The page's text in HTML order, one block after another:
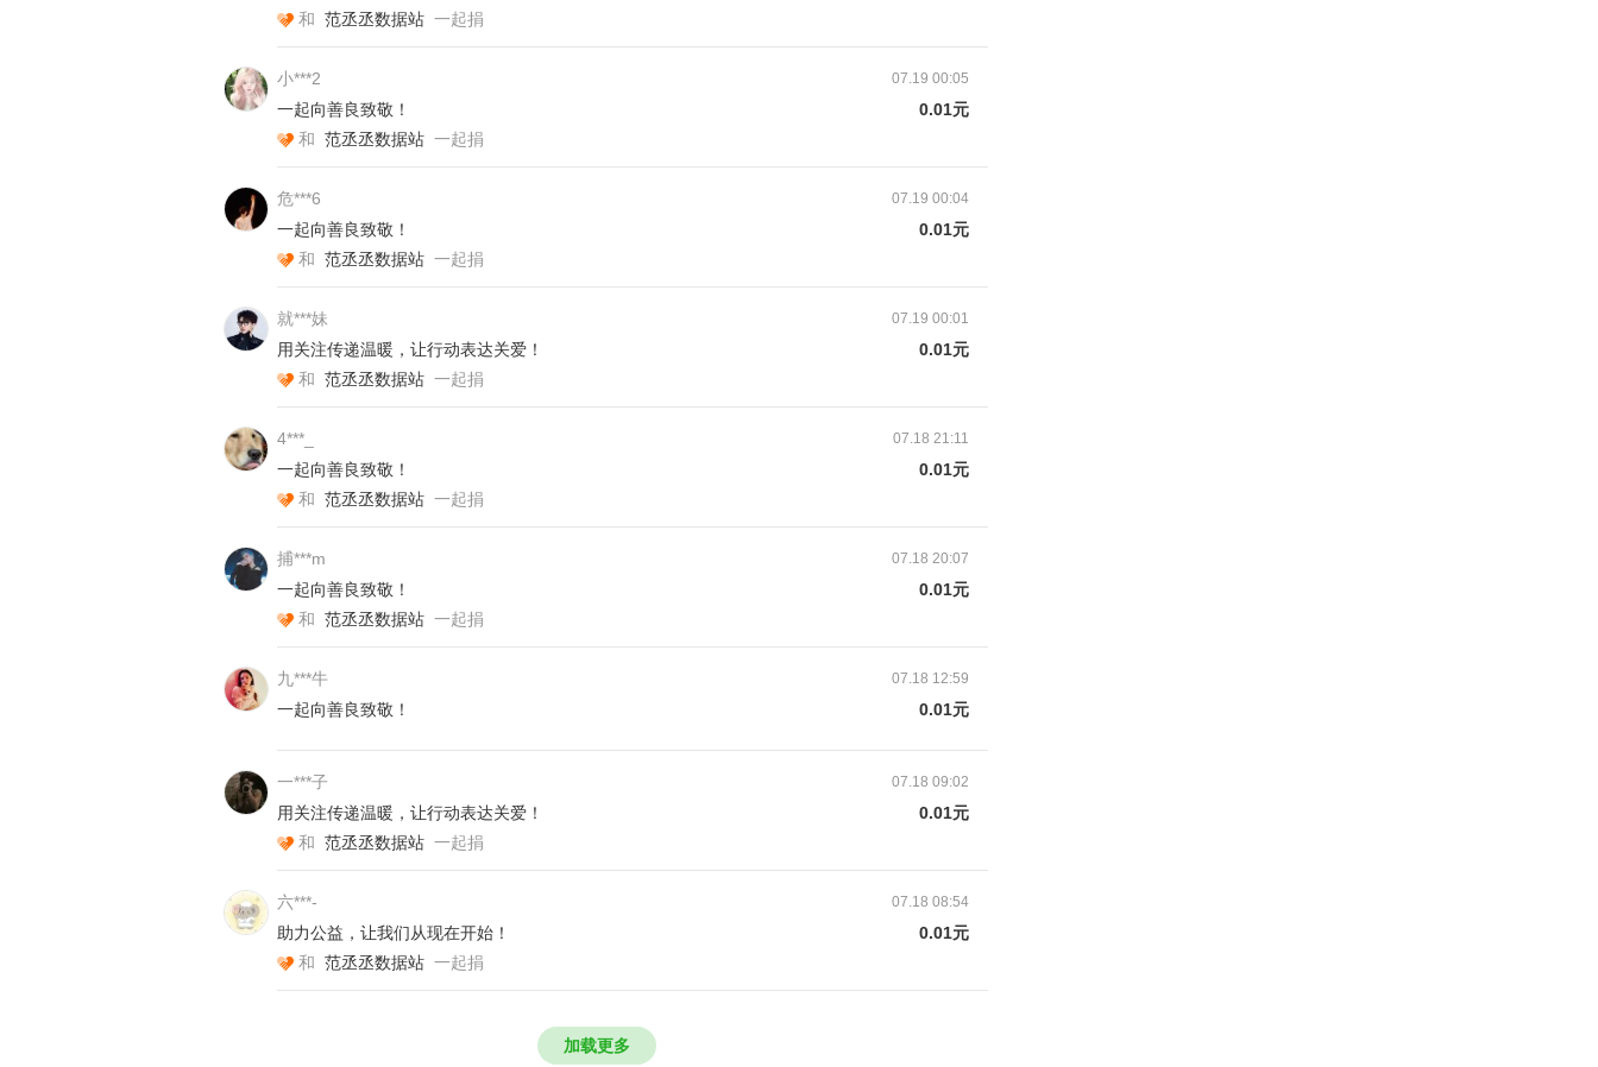
城乡少年接受教育的环境也许有天壤之别，但在读同一本书的时候，他们是完全平等的，
他们之间的鸿沟是最有可能被跨越的。
来自广东清远的彩怡，学习成绩优异，每一学期学校颁发的奖状，都能被她“收归囊中”。
彩怡是传说中的“别人家的小孩”。然而，与城市里的“别人家的小孩”不同的是，她能阅读到
荣誉的获得对于她来说不是一件困难的事，她苦恼的是书籍不像奖状一样，“轻易”就能得
到。
“我想要看很多很多书，如果书能像奖状一样，只要努力就可以得到，那就好了。”
在中国，在与我们相隔千里的大山外，像彩怡这样的乡村少年不在少数。他们渴望阅读，
渴望知道得更多，但阅读也让他们烦恼。
环境的恶劣、资源的匮乏，让他们面临着几乎无书可读的窘迫和无助。
益基金会及中国平安人寿保险股份有限公司共同发起“希望工程·幕天同阅”公益计划。
项目计划筹集10万本好书，按每人5本的标准，捐赠给20000名乡村少年，同时支持其家
城乡少年之间的差距不是沟壑，阅读让他们拥有更多可能性。
每一份可能性都是意义所在。
每一份善举都含有无尽力量。
幕天公益邀请你成为幕天同路人，与我们一起守护少年读书梦，为“让乡村少年知道多一
和 范丞丞数据站 一起捐
小***2 07.19 00:05
一起向善良致敬！
0.01元
和 范丞丞数据站 一起捐
危***6 07.19 00:04
一起向善良致敬！
0.01元
和 范丞丞数据站 一起捐
就***妹 07.19 00:01
用关注传递温暖，让行动表达关爱！
0.01元
和 范丞丞数据站 一起捐
4***_ 07.18 21:11
一起向善良致敬！
0.01元
和 范丞丞数据站 一起捐
捕***m 07.18 20:07
一起向善良致敬！
0.01元
和 范丞丞数据站 一起捐
九***牛 07.18 12:59
一起向善良致敬！ 0.01元
一***子 07.18 09:02
用关注传递温暖，让行动表达关爱！
0.01元
和 范丞丞数据站 一起捐
六***- 07.18 08:54
助力公益，让我们从现在开始！
0.01元
和 范丞丞数据站 一起捐
加载更多